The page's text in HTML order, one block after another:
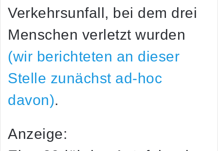
Verkehrsunfall, bei dem drei
Menschen verletzt wurden
(wir berichteten an dieser
Stelle zunächst ad-hoc
davon).
Anzeige: